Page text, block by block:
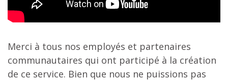
Merci à tous nos employés et partenaires
communautaires qui ont participé à la création
de ce service. Bien que nous ne puissions pas